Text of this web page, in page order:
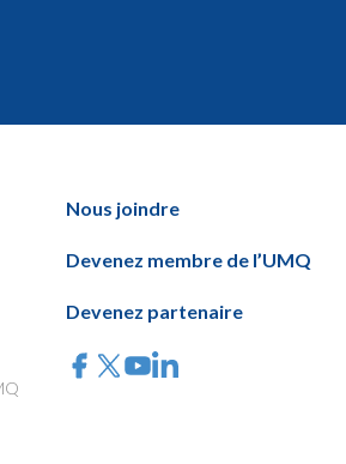
Nous joindre
Devenez membre de l’UMQ
Devenez partenaire